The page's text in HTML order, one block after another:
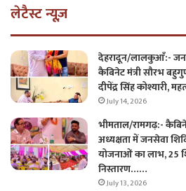
लेटैस्ट न्यूज़
देहरादून/लालकुआँ:-
कैबिनेट मंत्री सौरभ
दीपेंद्र सिंह कोश्यारी,
July 14, 2026
भीमताल/रामगढ़:-
अध्यक्षता में जनसेवा
योजनाओं का लाभ, 25
निस्तारण……
July 13, 2026